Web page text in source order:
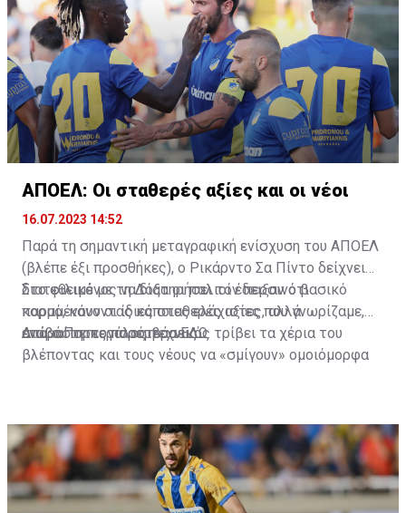
ΑΠΟΕΛ: Οι σταθερές αξίες και οι νέοι
16.07.2023 14:52
Παρά τη σημαντική μεταγραφική ενίσχυση του ΑΠΟΕΛ
(βλέπε έξι προσθήκες), ο Ρικάρντο Σα Πίντο δείχνει
διατεθειμένος να διατηρήσει τον περσινό βασικό
κορμό, κάνοντας κάποιες ελάχιστες, αλλά
απαραίτητες παρεμβάσεις.
Στο φιλικό με τη Δόξα οι παλιοί έδειξαν ότι
παραμένουν οι ίδιες σταθερές αξίες που γνωρίζαμε,
ενώ ο Πορτογάλος τεχνικός τρίβει τα χέρια του
βλέποντας και τους νέους να «σμίγουν» ομοιόμορφα
Διαβάστε περισσότεραΕΔΩ.